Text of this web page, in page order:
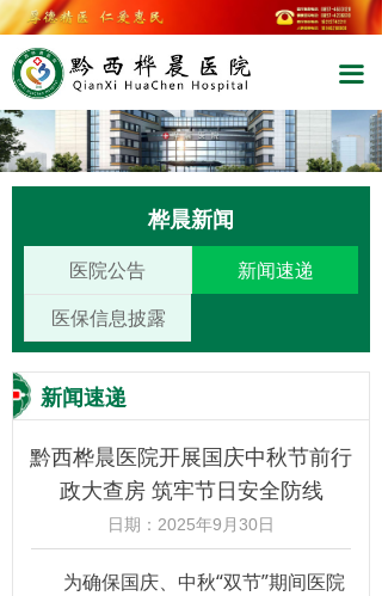
끀
桦晨新闻
医院公告
新闻速递
医保信息披露
新闻速递
黔西桦晨医院开展国庆中秋节前行
政大查房 筑牢节日安全防线
日期： 2025年9月30日
为确保国庆、中秋“双节”期间医院